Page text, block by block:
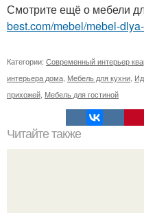
Смотрите ещё о мебели
best.com/mebel/mebel-
Категории: Современный интерьер
интерьера дома Мебель для кухни
прихожей Мебель для гостиной
Читайте также